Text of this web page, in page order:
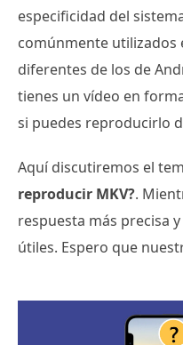
especificidad del
comúnmente utilizados
diferentes de los de
tienes un vídeo en
si puedes reproducirlo
Aquí discutiremos el
reproducir MKV?.
respuesta más precisa
útiles. Espero que